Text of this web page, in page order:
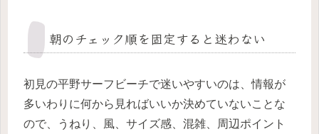
朝のチェック順を固定すると迷わない
初見の平野サーフビーチで迷いやすいのは、情報が
多いわりに何から見ればいいか決めていないことな
ので、うねり、風、サイズ感、混雑、周辺ポイント